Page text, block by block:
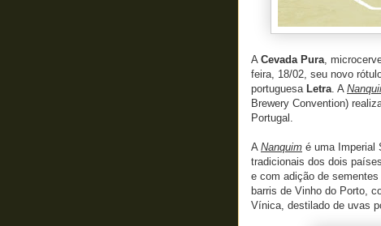
A Cevada Pura,
feira, 18/02, seu novo
portuguesa Letra. A
Brewery Convention)
Portugal.
A Nanquim é uma Imperial
tradicionais dos dois
e com adição de
barris de Vinho do Porto,
Vínica, destilado de uvas